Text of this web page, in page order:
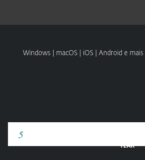
Windows | macOS | iOS | Android e mais
YEAR